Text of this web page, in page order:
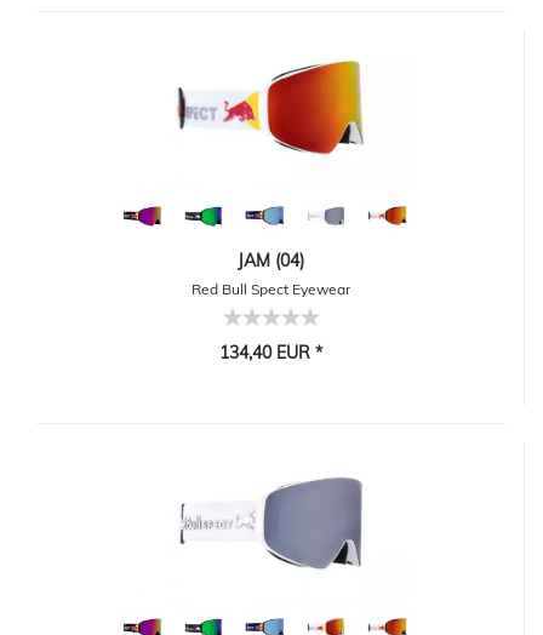
JAM (04)
Red Bull Spect Eyewear
134,40 EUR *